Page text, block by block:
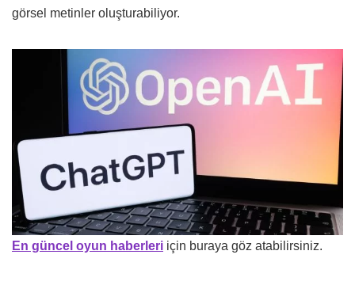
görsel metinler oluşturabiliyor.
En güncel oyun haberleri için buraya göz atabilirsiniz.